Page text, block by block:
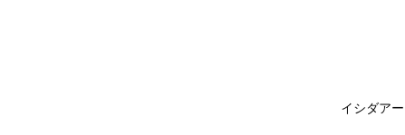
イシダア